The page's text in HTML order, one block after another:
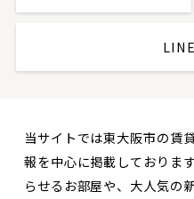
当サイトでは東大阪市の賃
報を中心に掲載しておりま
らせるお部屋や、大人気の